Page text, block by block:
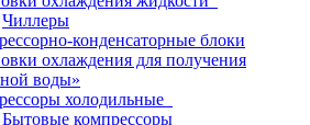
Чиллеры
конденсаторные блоки
охлаждения для получения
воды»
холодильные
Бытовые компрессоры